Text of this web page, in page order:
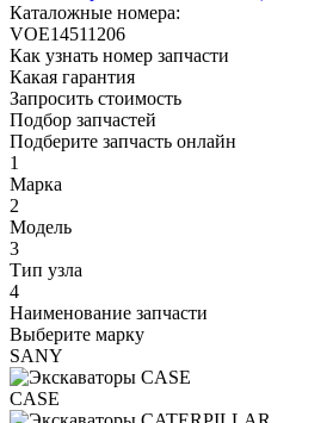
Каталожные номера:
VOE14511206
Как узнать номер запчасти
Какая гарантия
Запросить стоимость
Подбор запчастей
Подберите запчасть онлайн
1
Марка
2
Модель
3
Тип узла
4
Наименование запчасти
Выберите марку
SANY
CASE